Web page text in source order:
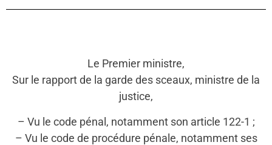
Le Premier ministre,
Sur le rapport de la garde des sceaux, ministre de la
justice,
– Vu le code pénal, notamment son article 122-1 ;
– Vu le code de procédure pénale, notamment ses